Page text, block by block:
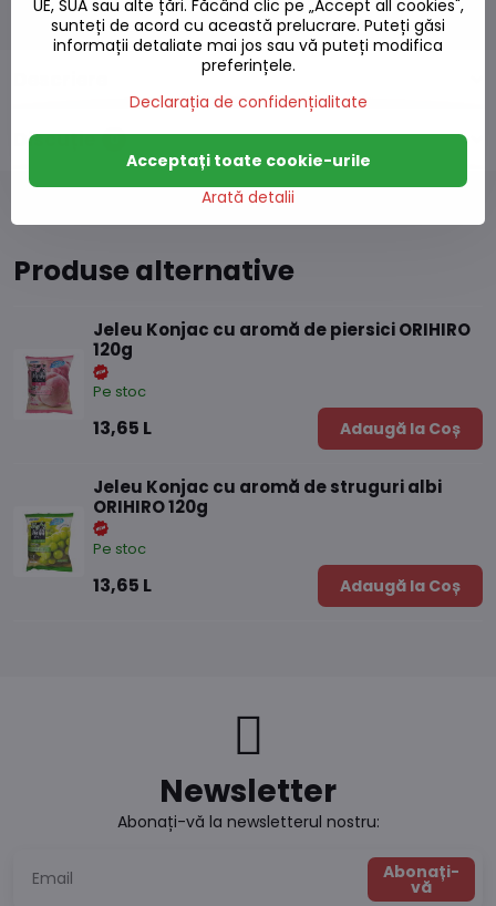
Producător:Sugarlolo
Discuție 0
Produse alternative
Jeleu Konjac cu aromă de piersici ORIHIRO
120g
Pe stoc
13,65 L Adaugă la Coș
Jeleu Konjac cu aromă de struguri albi
ORIHIRO 120g
Pe stoc
13,65 L Adaugă la Coș
Newsletter
Abonați-vă la newsletterul nostru:
Abonați-
vă
UE, SUA sau alte țări. Făcând clic pe „Accept all cookies",
sunteți de acord cu această prelucrare. Puteți găsi
informații detaliate mai jos sau vă puteți modifica
preferințele.
Declarația de confidențialitate
Arată detalii
Acceptați toate cookie-urile